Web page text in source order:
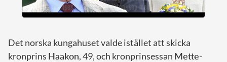
Det norska kungahuset valde istället att skicka
kronprins Haakon, 49, och kronprinsessan Mette-